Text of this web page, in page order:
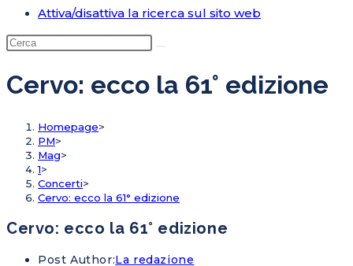
Attiva/disattiva la ricerca sul sito web
Cervo: ecco la 61° edizione
Homepage>
PM>
Mag>
1>
Concerti>
Cervo: ecco la 61° edizione
Cervo: ecco la 61° edizione
Post Author:La redazione